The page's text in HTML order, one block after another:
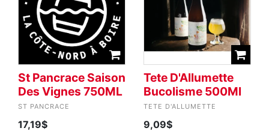
St Pancrace Saison
Des Vignes 750ML
ST PANCRACE
17,19$
Tete D'Allumette
Bucolisme 500Ml
TETE D'ALLUMETTE
9,09$